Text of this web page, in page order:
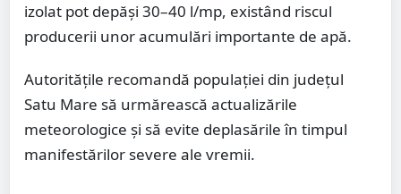
izolat pot depăși 30–40 l/mp, existând riscul
producerii unor acumulări importante de apă.
Autoritățile recomandă populației din județul
Satu Mare să urmărească actualizările
meteorologice și să evite deplasările în timpul
manifestărilor severe ale vremii.